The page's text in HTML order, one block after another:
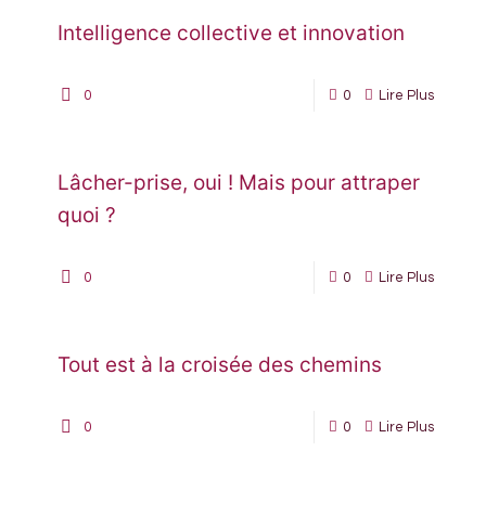
Intelligence collective et innovation
0 0 Lire Plus
Lâcher-prise, oui ! Mais pour attraper
quoi ?
0 0 Lire Plus
Tout est à la croisée des chemins
0 0 Lire Plus